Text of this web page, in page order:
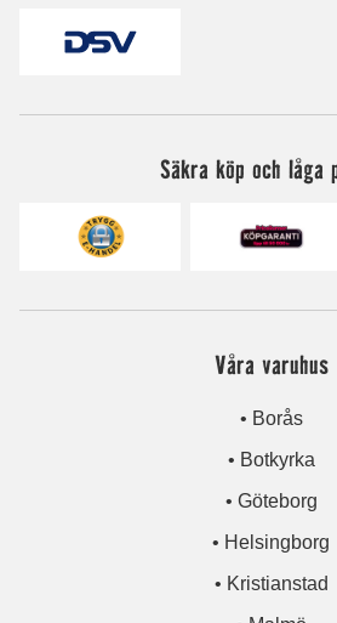
Säkra köp och låga
Våra varuhus
• Borås
• Botkyrka
• Göteborg
• Helsingborg
• Kristianstad